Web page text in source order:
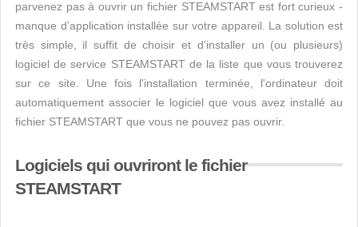
parvenez pas à ouvrir un fichier STEAMSTART est fort curieux -
manque d’application installée sur votre appareil. La solution est
très simple, il suffit de choisir et d'installer un (ou plusieurs)
logiciel de service STEAMSTART de la liste que vous trouverez
sur ce site. Une fois l'installation terminée, l'ordinateur doit
automatiquement associer le logiciel que vous avez installé au
fichier STEAMSTART que vous ne pouvez pas ouvrir.
Logiciels qui ouvriront le fichier
STEAMSTART